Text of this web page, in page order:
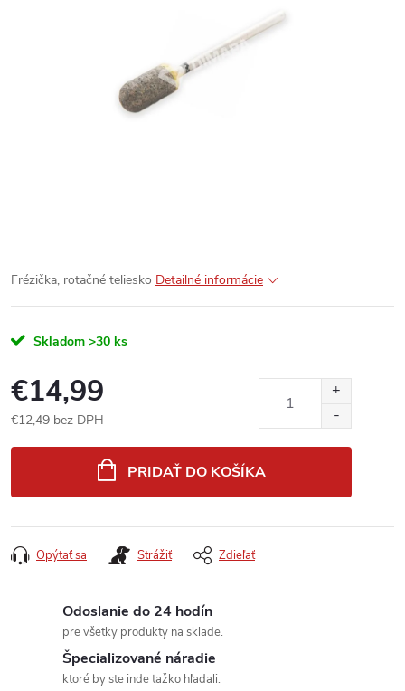
Frézička, rotačné teliesko Detailné informácie
Skladom >30 ks
€14,99
€12,49 bez DPH
PRIDAŤ DO KOŠÍKA
Opýtať sa Strážiť Zdieľať
Odoslanie do 24 hodín
pre všetky produkty na sklade.
Špecializované náradie
ktoré by ste inde ťažko hľadali.